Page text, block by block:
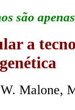
são
a
genética
Malone,